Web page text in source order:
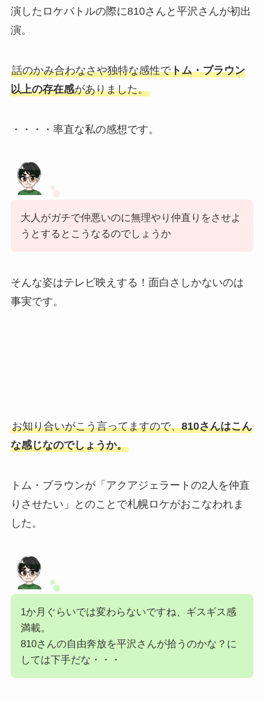
演したロケバトルの際に810さんと平沢さんが初出
演。
話のかみ合わなさや独特な感性でトム・ブラウン
以上の存在感がありました。
・・・・率直な私の感想です。
大人がガチで仲悪いのに無理やり仲直りをさせよ
うとするとこうなるのでしょうか
そんな姿はテレビ映えする！面白さしかないのは
事実です。
お知り合いがこう言ってますので、810さんはこん
な感じなのでしょうか。
トム・ブラウンが「アクアジェラートの2人を仲直
りさせたい」とのことで札幌ロケがおこなわれま
した。
1か月ぐらいでは変わらないですね、ギスギス感
満載。
810さんの自由奔放を平沢さんが拾うのかな？に
しては下手だな・・・